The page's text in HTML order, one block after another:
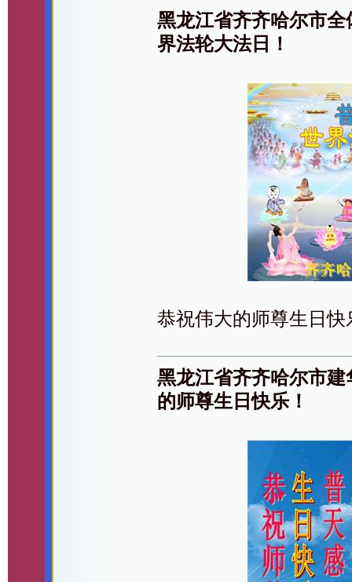
黑龙江省齐齐哈尔市全
界法轮大法日！
恭祝伟大的师尊生日快
黑龙江省齐齐哈尔市
的师尊生日快乐！